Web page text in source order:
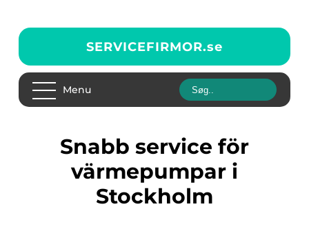
SERVICEFIRMOR.se
Menu
Snabb service för
värmepumpar i
Stockholm